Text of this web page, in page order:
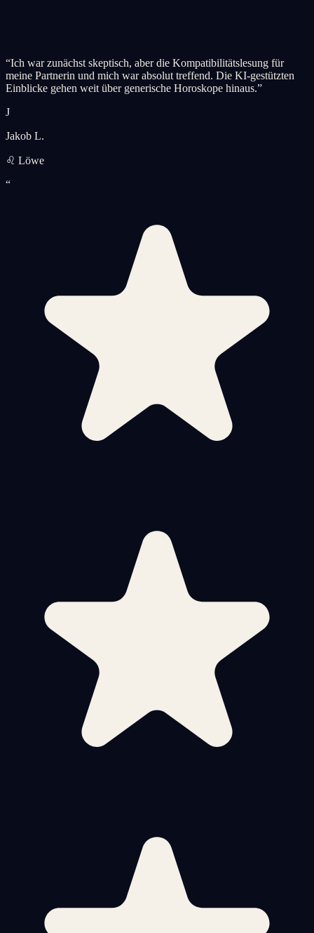
“Ich war zunächst skeptisch, aber die Kompatibilitätslesung für
meine Partnerin und mich war absolut treffend. Die KI-gestützten
Einblicke gehen weit über generische Horoskope hinaus.”
J
Jakob L.
♌ Löwe
“